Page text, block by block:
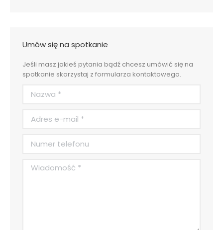
Umów się na spotkanie
Jeśli masz jakieś pytania bądź chcesz umówić się na
spotkanie skorzystaj z formularza kontaktowego.
Adres e-mail *
Numer telefonu
Wiadomość *